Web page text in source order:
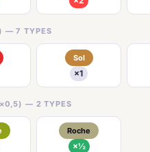
— 7 TYPES
Sol
×1
— 2 TYPES
Roche
×½